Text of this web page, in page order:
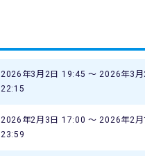
2026年3月2日 19:45 〜 2026年3月
22:15
2026年2月3日 17:00 〜 2026年2月
23:59